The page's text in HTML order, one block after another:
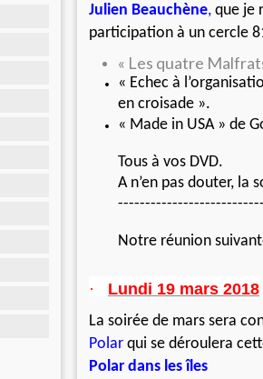
Julien Beauchène, que je
participation à un cercle
« Les quatre
« Echec à
en croisade ».
« Made in USA » de
Tous à vos DVD.
A n’en pas douter, la
Notre réunion
· Lundi 19 mars 2018
La soirée de mars sera
Polar qui se déroulera
Polar dans les îles